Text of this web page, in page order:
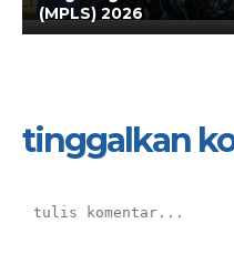
(MPLS) 2026
tinggalkan